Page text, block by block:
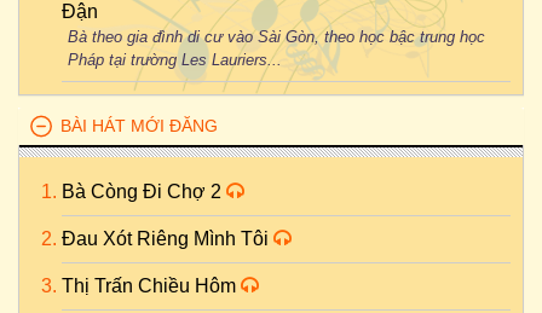
Đận
Bà theo gia đình di cư vào Sài Gòn, theo học bậc trung học
Pháp tại trường Les Lauriers...
BÀI HÁT MỚI ĐĂNG
Bà Còng Đi Chợ 2
Đau Xót Riêng Mình Tôi
Thị Trấn Chiều Hôm